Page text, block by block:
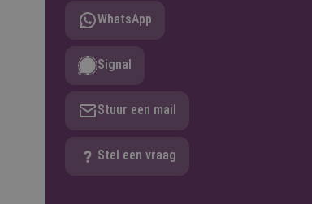
WhatsApp
Signal
Stuur een mail
Stel een vraag